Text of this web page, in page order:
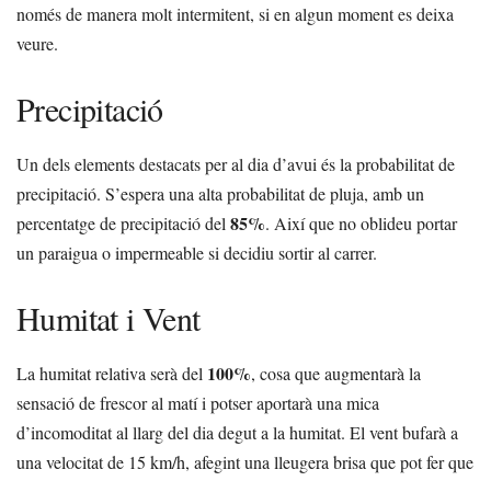
només de manera molt intermitent, si en algun moment es deixa
veure.
Precipitació
Un dels elements destacats per al dia d’avui és la probabilitat de
precipitació. S’espera una alta probabilitat de pluja, amb un
percentatge de precipitació del85%. Així que no oblideu portar
un paraigua o impermeable si decidiu sortir al carrer.
Humitat i Vent
La humitat relativa serà del 100%, cosa que augmentarà la
sensació de frescor al matí i potser aportarà una mica
d’incomoditat al llarg del dia degut a la humitat. El vent bufarà a
una velocitat de 15 km/h, afegint una lleugera brisa que pot fer que